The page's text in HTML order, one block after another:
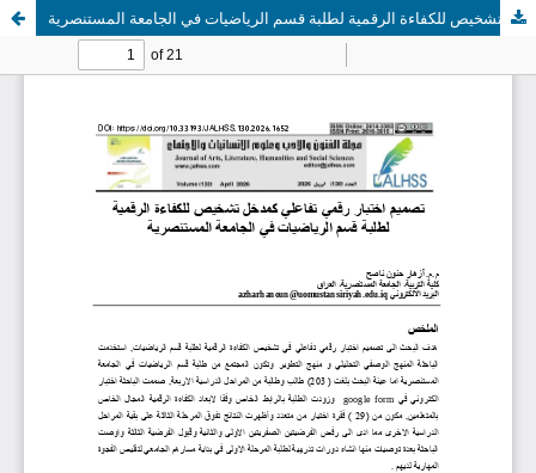
تصميم اختبار رقمي تفاعلي كمدخل تشخيص للكفاءة الرقمية لطلبة قسم الرياضيات في الجامعة المستنصرية